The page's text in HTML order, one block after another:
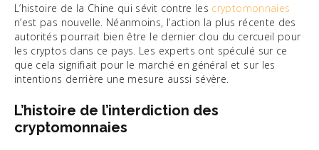
L’histoire de la Chine qui sévit contre les cryptomonnaies
n’est pas nouvelle. Néanmoins, l’action la plus récente des
autorités pourrait bien être le dernier clou du cercueil pour
les cryptos dans ce pays. Les experts ont spéculé sur ce
que cela signifiait pour le marché en général et sur les
intentions derrière une mesure aussi sévère.
L’histoire de l’interdiction des
cryptomonnaies